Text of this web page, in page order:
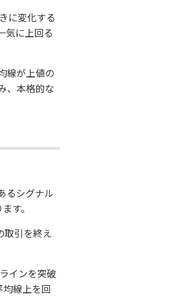
に変化する
気に上回る
線が上値の
、本格的な
るシグナル
す。
取引を終え
インを突破
均線上を回